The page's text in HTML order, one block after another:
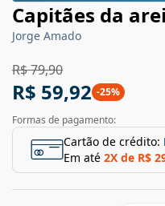
Capitães da
Jorge Amado
R$ 79,90
R$ 59,92 -25%
Formas de pagamento:
Cartão de crédito:
Em até 2X de R$